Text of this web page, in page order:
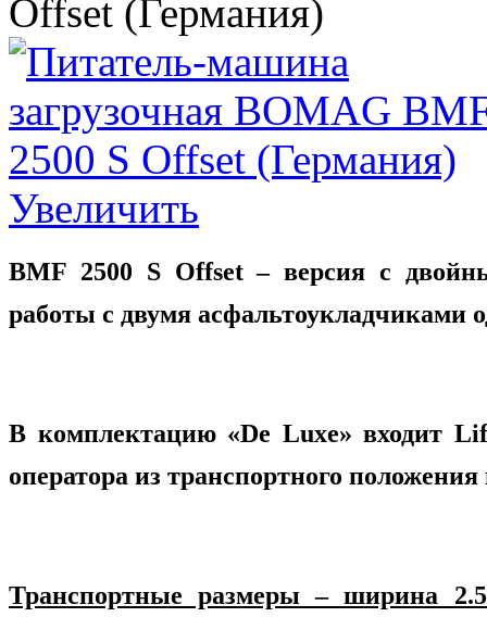
Offset (Германия)
Увеличить
BMF 2500 S Offset– версия с
работы с двумя асфальтоукладчиками
В комплектацию «De Luxe» входит
оператора из транспортного
Транспортные размеры – ширина